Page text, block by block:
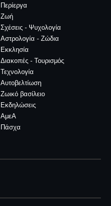
Περίεργα
Ζωή
Σχέσεις - Ψυχολογία
Αστρολογία - Ζώδια
Εκκλησία
Διακοπές - Τουρισμός
Τεχνολογία
Αυτοβελτίωση
Ζωικό βασίλειο
Εκδηλώσεις
ΑμεΑ
Πάσχα